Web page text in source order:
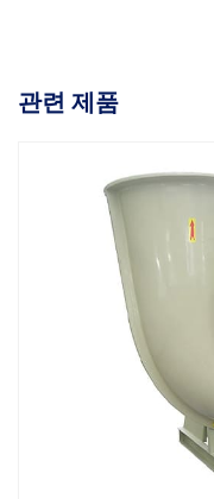
관련 제품
화